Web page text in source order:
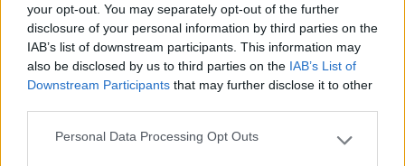
your opt-out. You may separately opt-out of the further
disclosure of your personal information by third parties on the
IAB’s list of downstream participants. This information may
also be disclosed by us to third parties on the IAB’s List of
Downstream Participants that may further disclose it to other
Please note that this website/app uses one or more Google
Personal Data Processing Opt Outs
8,6 9
Servizi / Posizione